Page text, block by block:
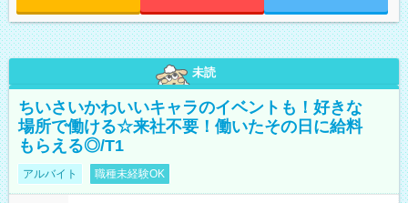
未読
ちいさいかわいいキャラのイベントも！好きな
場所で働ける☆来社不要！働いたその日に給料
もらえる◎/T1
アルバイト 職種未経験OK